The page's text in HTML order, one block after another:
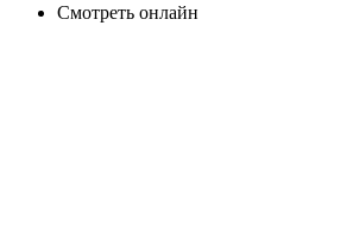
Смотреть онлайн